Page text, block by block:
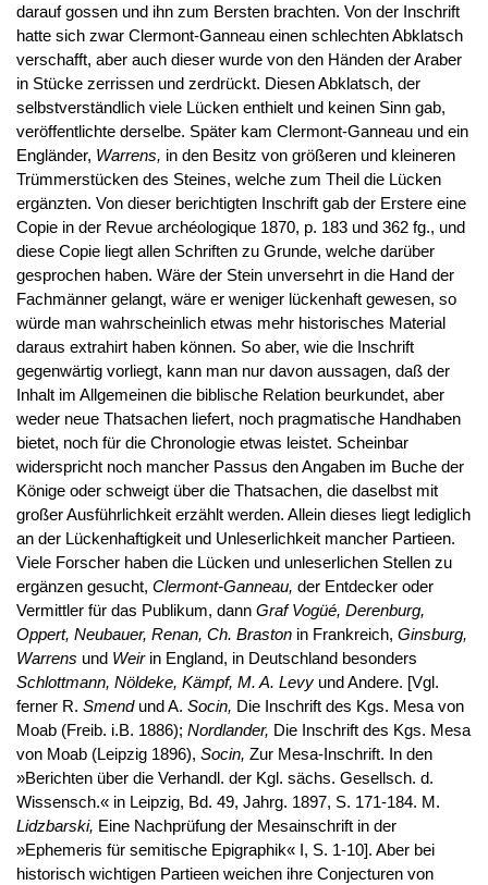
darauf gossen und ihn zum Bersten brachten. Von der Inschrift
hatte sich zwar Clermont-Ganneau einen schlechten Abklatsch
verschafft, aber auch dieser wurde von den Händen der Araber
in Stücke zerrissen und zerdrückt. Diesen Abklatsch, der
selbstverständlich viele Lücken enthielt und keinen Sinn gab,
veröffentlichte derselbe. Später kam Clermont-Ganneau und ein
Engländer, Warrens, in den Besitz von größeren und kleineren
Trümmerstücken des Steines, welche zum Theil die Lücken
ergänzten. Von dieser berichtigten Inschrift gab der Erstere eine
Copie in der Revue archéologique 1870, p. 183 und 362 fg., und
diese Copie liegt allen Schriften zu Grunde, welche darüber
gesprochen haben. Wäre der Stein unversehrt in die Hand der
Fachmänner gelangt, wäre er weniger lückenhaft gewesen, so
würde man wahrscheinlich etwas mehr historisches Material
daraus extrahirt haben können. So aber, wie die Inschrift
gegenwärtig vorliegt, kann man nur davon aussagen, daß der
Inhalt im Allgemeinen die biblische Relation beurkundet, aber
weder neue Thatsachen liefert, noch pragmatische Handhaben
bietet, noch für die Chronologie etwas leistet. Scheinbar
widerspricht noch mancher Passus den Angaben im Buche der
Könige oder schweigt über die Thatsachen, die daselbst mit
großer Ausführlichkeit erzählt werden. Allein dieses liegt lediglich
an der Lückenhaftigkeit und Unleserlichkeit mancher Partieen.
Viele Forscher haben die Lücken und unleserlichen Stellen zu
ergänzen gesucht, Clermont-Ganneau, der Entdecker oder
Vermittler für das Publikum, dann Graf Vogüé, Derenburg,
Oppert, Neubauer, Renan, Ch. Brastonin Frankreich, Ginsburg,
Warrens und Weirin England, in Deutschland besonders
Schlottmann, Nöldeke, Kämpf, M. A. Levyund Andere. [Vgl.
ferner R. Smendund A. Socin, Die Inschrift des Kgs. Mesa von
Moab (Freib. i.B. 1886); Nordlander, Die Inschrift des Kgs. Mesa
von Moab (Leipzig 1896), Socin, Zur Mesa-Inschrift. In den
»Berichten über die Verhandl. der Kgl. sächs. Gesellsch. d.
Wissensch.« in Leipzig, Bd. 49, Jahrg. 1897, S. 171-184. M.
Lidzbarski, Eine Nachprüfung der Mesainschrift in der
»Ephemeris für semitische Epigraphik« I, S. 1-10]. Aber bei
historisch wichtigen Partieen weichen ihre Conjecturen von